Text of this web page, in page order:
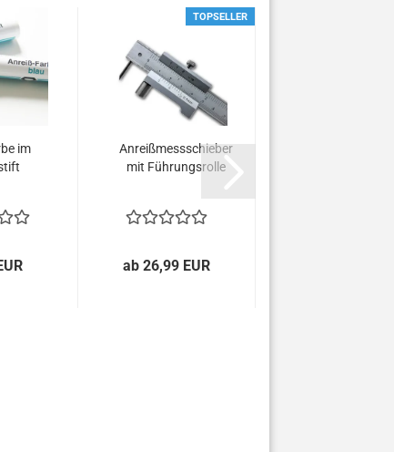
im
TOPSELLER
Anreißmessschieber
mit Führungsrolle
ab 26,99 EUR